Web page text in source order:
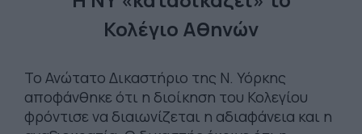
Κολέγιο Αθηνών
Το Ανώτατο Δικαστήριο της Ν. Υόρκης
αποφάνθηκε ότι η διοίκηση του Κολεγίου
φρόντισε να διαιωνίζεται η αδιαφάνεια και η